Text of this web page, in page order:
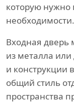
которую нужно
необходимости.
Входная
из металла
и конструкции
общий стиль
пространства